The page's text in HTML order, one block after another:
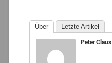
Über Letzte Artikel
Peter Claus